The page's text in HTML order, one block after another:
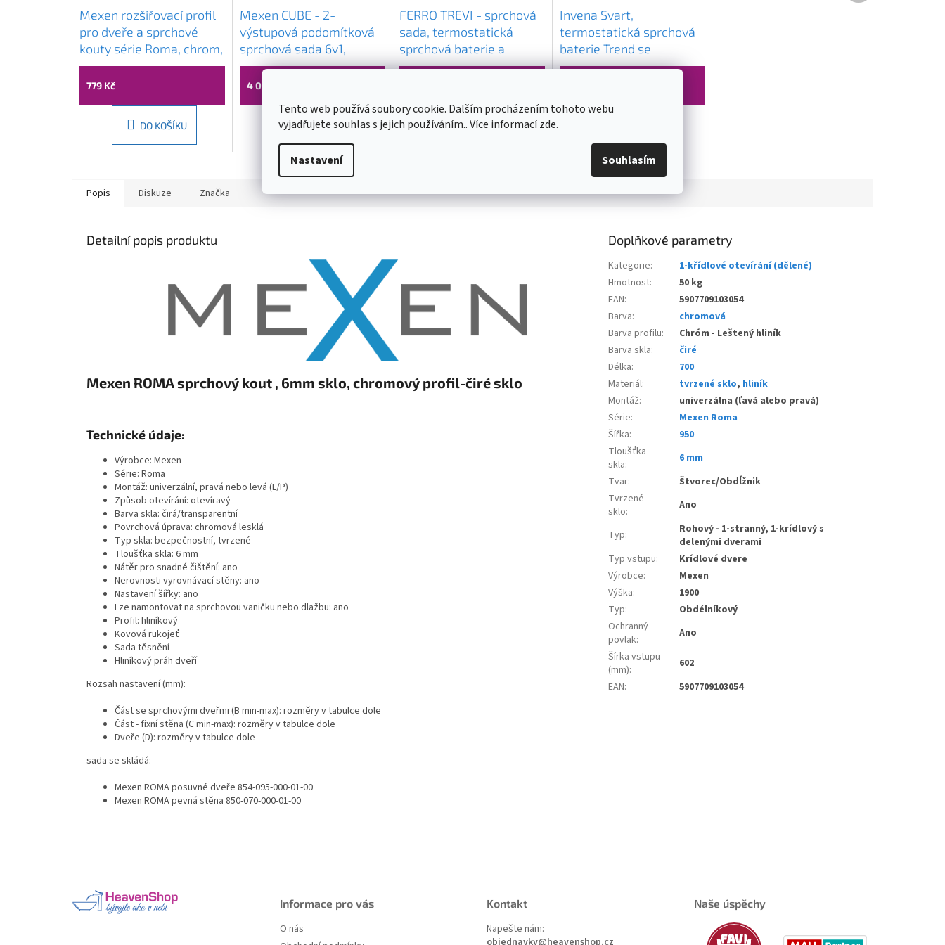
Tento web používá soubory cookie. Dalším procházením tohoto webu
vyjadřujete souhlas s jejich používáním.. Více informacízde.
Nastavení Souhlasím
Mexen rozšiřovací profil
pro dveře a sprchové
kouty série Roma, chrom,
850-324-01
779 Kč
DO KOŠÍKU
Mexen CUBE - 2-
výstupová podomítková
sprchová sada 6v1,
Chrom, 5907709105775
4 059 Kč
DO KOŠÍKU
FERRO TREVI - sprchová
sada, termostatická
sprchová baterie a
hlavice 30x30cm, chrom,
DO KOŠÍKU
Invena Svart,
termostatická sprchová
baterie Trend se
sprchovou sadou Svart
Popis Diskuze Značka
Detailní popis produktu
Mexen ROMA sprchový kout , 6mm sklo, chromový profil-čiré sklo
Technické údaje:
Výrobce: Mexen
Série: Roma
Montáž: univerzální, pravá nebo levá (L/P)
Způsob otevírání: otevíravý
Barva skla: čirá/transparentní
Povrchová úprava: chromová lesklá
Typ skla: bezpečnostní, tvrzené
Tloušťka skla: 6 mm
Nátěr pro snadné čištění: ano
Nerovnosti vyrovnávací stěny: ano
Nastavení šířky: ano
Lze namontovat na sprchovou vaničku nebo dlažbu: ano
Profil: hliníkový
Kovová rukojeť
Sada těsnění
Hliníkový práh dveří
Rozsah nastavení (mm):
Část se sprchovými dveřmi (B min-max): rozměry v tabulce dole
Část - fixní stěna (C min-max): rozměry v tabulce dole
Dveře (D): rozměry v tabulce dole
sada se skládá:
Mexen ROMA posuvné dveře 854-095-000-01-00
Mexen ROMA pevná stěna 850-070-000-01-00
Doplňkové parametry
Kategorie:
1-křídlové otevírání (dělené)
Hmotnost:
50 kg
EAN:
5907709103054
Barva:
chromová
Barva profilu:
Chróm - Leštený hliník
Barva skla:
čiré
Délka:
700
Materiál: tvrzené sklo, hliník
Montáž:
univerzálna (ľavá alebo pravá)
Série:
Mexen Roma
Šířka:
950
Tloušťka
skla:
6 mm
Tvar:
Štvorec/Obdĺžnik
Tvrzené
sklo: Ano
Typ:
Rohový - 1-stranný, 1-krídlový s
delenými dverami
Typ vstupu:
Krídlové dvere
Výrobce:
Mexen
Výška:
1900
Typ:
Obdélníkový
Ochranný
povlak:
Ano
Šírka vstupu
(mm):
602
EAN: 5907709103054
Informace pro vás
O nás
Kontakt
Napešte nám:
Naše úspěchy